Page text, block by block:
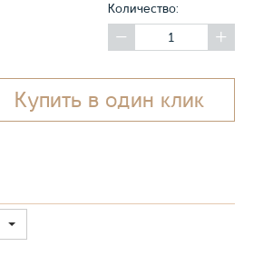
Количество:
Купить в один клик